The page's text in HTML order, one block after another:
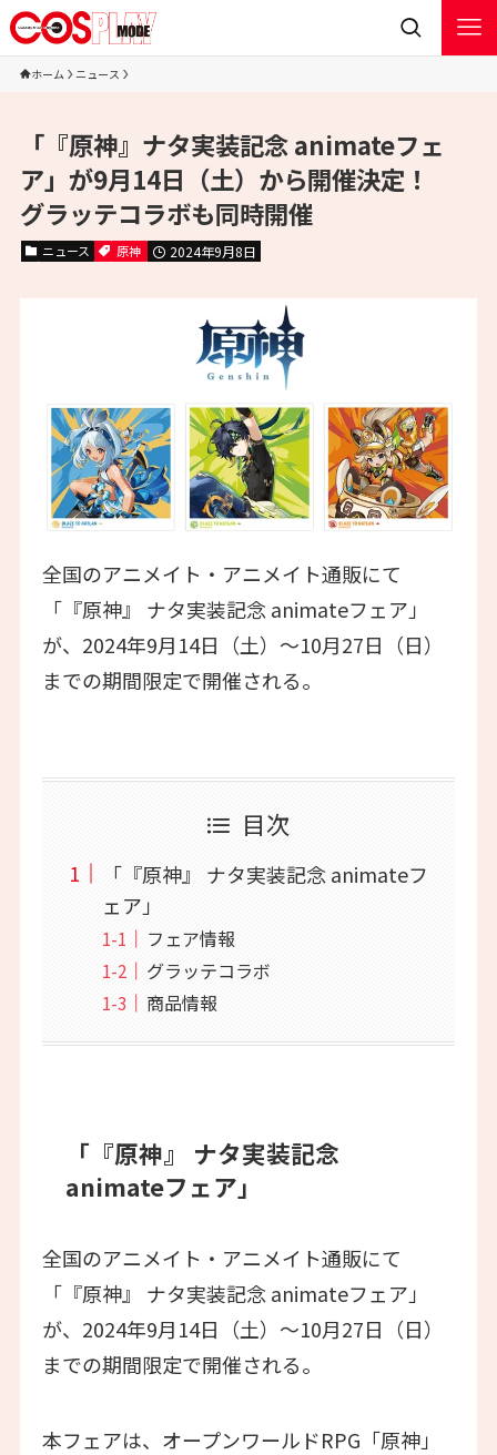
ホーム ニュース
「『原神』ナタ実装記念 animateフェ
ア」が9月14日（土）から開催決定！
グラッテコラボも同時開催
ニュース 原神 2024年9月8日
全国のアニメイト・アニメイト通販にて
「『原神』 ナタ実装記念 animateフェア」
が、2024年9月14日（土）～10月27日（日）
までの期間限定で開催される。
目次
「『原神』 ナタ実装記念 animateフ
ェア」
フェア情報
グラッテコラボ
商品情報
「『原神』 ナタ実装記念
animateフェア」
全国のアニメイト・アニメイト通販にて
「『原神』 ナタ実装記念 animateフェア」
が、2024年9月14日（土）～10月27日（日）
までの期間限定で開催される。
本フェアは、オープンワールドRPG「原神」